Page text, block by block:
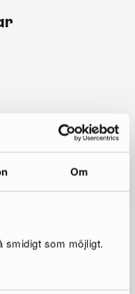
Om
smidigt som möjligt.